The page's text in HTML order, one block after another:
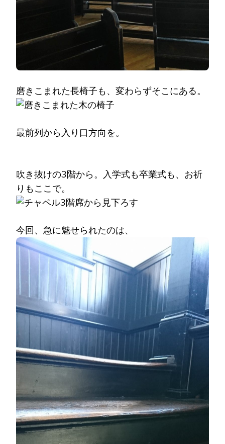
磨きこまれた長椅子も、変わらずそこにある。
最前列から入り口方向を。
吹き抜けの3階から。入学式も卒業式も、お祈
りもここで。
今回、急に魅せられたのは、